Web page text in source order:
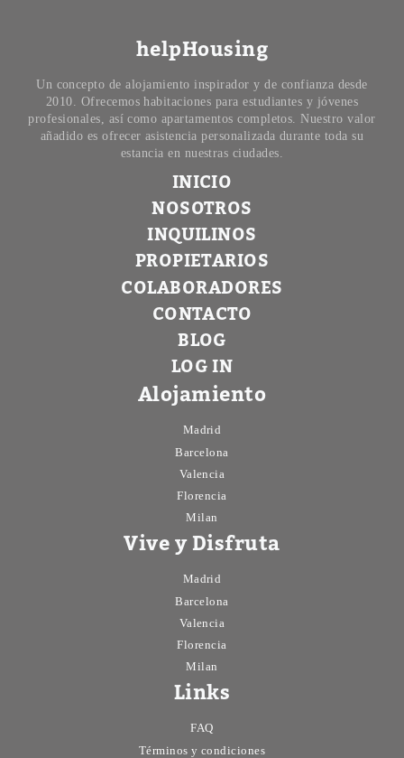
helpHousing
Un concepto de alojamiento inspirador y de confianza desde
2010. Ofrecemos habitaciones para estudiantes y jóvenes
profesionales, así como apartamentos completos. Nuestro valor
añadido es ofrecer asistencia personalizada durante toda su
estancia en nuestras ciudades.
INICIO
NOSOTROS
INQUILINOS
PROPIETARIOS
COLABORADORES
CONTACTO
BLOG
LOG IN
Alojamiento
Madrid
Barcelona
Valencia
Florencia
Milan
Vive y Disfruta
Madrid
Barcelona
Valencia
Florencia
Milan
Links
FAQ
Términos y condiciones